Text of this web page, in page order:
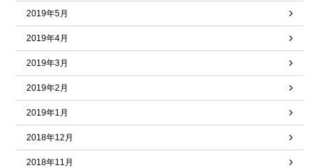
2019年5月
2019年4月
2019年3月
2019年2月
2019年1月
2018年12月
2018年11月